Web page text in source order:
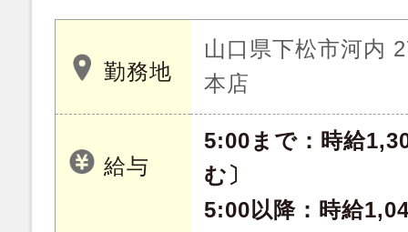
勤務地
山口県下松市河内
本店
給与
5:00まで：時給
む〕
5:00以降：時給